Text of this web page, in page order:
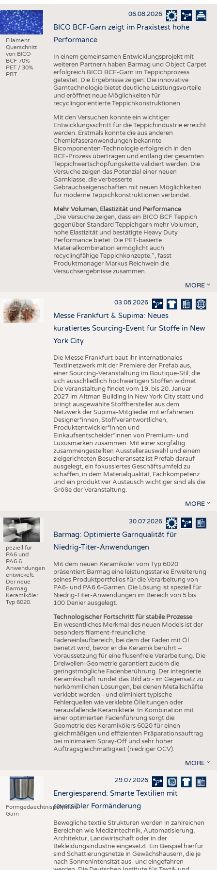
HAUS- UND HEIMTEXTILIEN
BEKLEIDUNG
TESTS
BUSINESS
UNTERNEHMEN
AUSSCHREIBUNGEN
DTV AUSSCHREIBUNGSDIENST
STATISTICS
ADRESSEN & LINKS
PUBLIKATIONEN
BRANCHENTERMINE
Filament
Querschnitt
von BICO
BCF 70%
PET / 30%
PBT.
06.08.2026
BICO BCF-Garn zeigt im Praxistest hohe
Performance
In einem gemeinsamen Entwicklungsprojekt mit
weiteren Partnern haben Barmag und Object Carpet
erfolgreich BICO BCF-Garn im Teppichprozess
getestet. Die Ergebnisse zeigen: Die innovative
Garntechnologie bietet deutliche Leistungsvorteile
und eröffnet neue Möglichkeiten für
recyclingorientierte Teppichkonstruktionen.
Mit den Versuchen konnte ein wichtiger
Entwicklungsschritt für die Teppichindustrie erreicht
werden. Erstmals konnte die aus anderen
Chemiefaseranwendungen bekannte
Bicomponenten-Technologie erfolgreich in den
BCF-Prozess übertragen und entlang der gesamten
Teppichwertschöpfungskette validiert werden. Die
Versuche zeigen das Potenzial einer neuen
Garnklasse, die verbesserte
Gebrauchseigenschaften mit neuen Möglichkeiten
für moderne Teppichkonstruktionen verbindet.
Mehr Volumen, Elastizität und Performance
„Die Versuche zeigen, dass ein BICO BCF Teppich
gegenüber Standard Teppichgarn mehr Volumen,
hohe Elastizität und bestätigte Heavy Duty
Performance bietet. Die PET-basierte
Materialkombination ermöglicht auch
recyclingfähige Teppichkonzepte.“, fasst
Produktmanager Markus Reichwein die
Versuchsergebnisse zusammen.
MORE
03.08.2026
Messe Frankfurt & Supima: Neues
kuratiertes Sourcing-Event für Stoffe in New
York City
Die Messe Frankfurt baut ihr internationales
Textilnetzwerk mit der Premiere der Prefab aus,
einer Sourcing-Veranstaltung im Boutique-Stil, die
sich ausschließlich hochwertigen Stoffen widmet.
Die Veranstaltung findet vom 19. bis 20. Januar
2027 im Altman Building in New York City statt und
bringt ausgewählte Stoffhersteller aus dem
Netzwerk der Supima-Mitglieder mit erfahrenen
Designer*innen, Stoffverantwortlichen,
Produktentwickler*innen und
Einkaufsentscheider*innen von Premium- und
Luxusmarken zusammen. Mit einer sorgfältig
zusammengestellten Ausstellerauswahl und einem
zielgerichteten Besucheransatz ist Prefab darauf
ausgelegt, ein fokussiertes Geschäftsumfeld zu
schaffen, in dem Materialqualität, Fachkompetenz
und ein produktiver Austausch wichtiger sind als die
Größe der Veranstaltung.
MORE
peziell für
PA6 und
PA6.6
Anwendungen
entwickelt:
Der neue
Barmag
Keramiköler
Typ 6020.
30.07.2026
Barmag: Optimierte Garnqualität für
Niedrig-Titer-Anwendungen
Mit dem neuen Keramiköler vom Typ 6020
präsentiert Barmag eine leistungsstarke Erweiterung
seines Produktportfolios für die Verarbeitung von
PA6- und PA6.6-Garnen. Die Lösung ist speziell für
Niedrig-Titer-Anwendungen im Bereich von 5 bis
100 Denier ausgelegt.
Technologischer Fortschritt für stabile Prozesse
Ein wesentliches Merkmal des neuen Models ist der
besonders filament-freundliche
Fadeneinlaufbereich, bei dem der Faden mit Öl
benetzt wird, bevor er die Keramik berührt –
Voraussetzung für eine flusenfreie Verarbeitung. Die
Dreiwellen-Geometrie garantiert zudem die
geringstmögliche Fadenberührung. Der integrierte
Keramikschaft rundet das Bild ab - im Gegensatz zu
herkömmlichen Lösungen, bei denen Metallschäfte
verklebt werden - und eliminiert typische
Fehlerquellen wie verklebte Ölleitungen oder
herausfallende Keramikteile. In Kombination mit
einer optimierten Fadenführung sorgt die
Geometrie des Keramikölers 6020 für einen
gleichmäßigen und effizienten Präparationsauftrag
bei minimalem Spray-Off und sehr hoher
Auftragsgleichmäßigkeit (niedriger OCV).
MORE
Formgedaechtnispolymere
Garn
29.07.2026
Energiesparend: Smarte Textilien mit
reversibler Formänderung
Bewegliche textile Strukturen werden in zahlreichen
Bereichen wie Medizintechnik, Automatisierung,
Architektur, Landwirtschaft oder in der
Bekleidungsindustrie eingesetzt. Ein Beispiel hierfür
sind Schattierungsnetze in Gewächshäusern, die je
nach Sonnenintensität aus- und eingefahren